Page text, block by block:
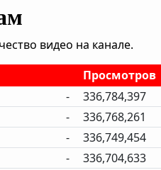
видео на канале.
Просмотров
- 336,784,397
- 336,768,261
- 336,749,454
- 336,704,633